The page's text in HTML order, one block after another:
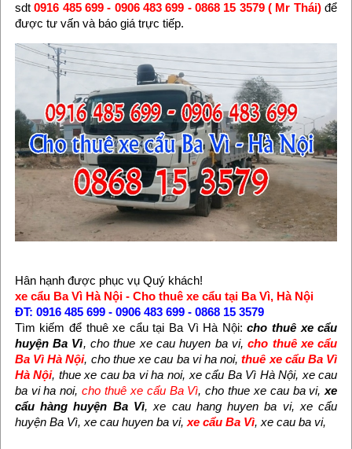
sdt0916 485 699 - 0906 483 699 - 0868 15 3579 ( Mr Thái)để
được tư vấn và báo giá trực tiếp.
Hân hạnh được phục vụ Quý khách!
xe cẩu Ba Vì Hà Nội - Cho thuê xe cẩu tại Ba Vì, Hà Nội
ĐT: 0916 485 699 - 0906 483 699 - 0868 15 3579
Tìm kiếm để thuê xe cẩu tại Ba Vì Hà Nội:cho thuê xe cẩu
huyện Ba Vì, cho thue xe cau huyen ba vi,cho thuê xe cẩu
Ba Vì Hà Nội, cho thue xe cau ba vi ha noi,thuê xe cẩu Ba Vì
Hà Nội, thue xe cau ba vi ha noi, xe cẩu Ba Vì Hà Nội, xe cau
ba vi ha noi,cho thuê xe cẩu Ba Vì, cho thue xe cau ba vi,xe
cẩu hàng huyện Ba Vì, xe cau hang huyen ba vi, xe cẩu
huyện Ba Vì, xe cau huyen ba vi, xe cẩu Ba Vì, xe cau ba vi,